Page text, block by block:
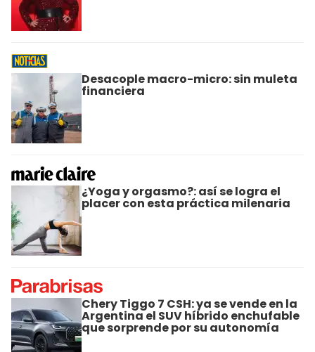
Desacople macro-micro: sin muleta
financiera
¿Yoga y orgasmo?: así se logra el
placer con esta práctica milenaria
Chery Tiggo 7 CSH: ya se vende en la
Argentina el SUV híbrido enchufable
que sorprende por su autonomía